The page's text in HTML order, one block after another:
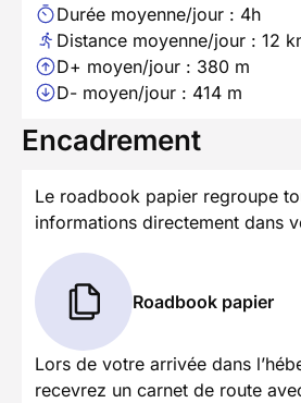
Durée moyenne/jour : 4h
Distance moyenne/jour : 12
D+ moyen/jour : 380 m
D- moyen/jour : 414 m
Encadrement
Le roadbook papier regroupe
informations directement dans
Roadbook papier
Lors de votre arrivée dans
recevrez un carnet de route